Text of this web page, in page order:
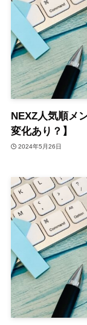
NEXZ人気順メ
変化あり？】
2024年5月26日